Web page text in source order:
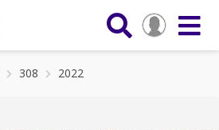
308 2022